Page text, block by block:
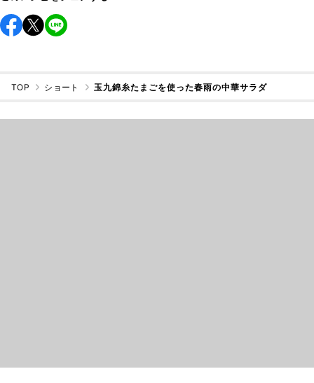
TOP ショート 玉九錦糸たまごを使った春雨の中華サラダ